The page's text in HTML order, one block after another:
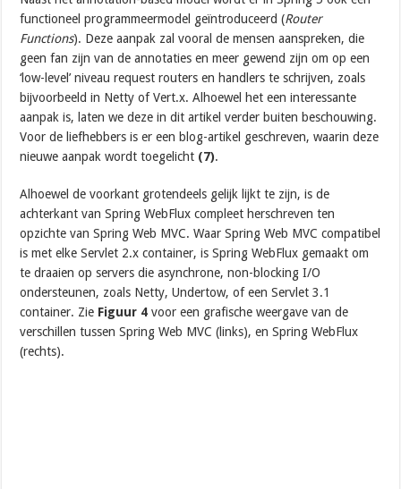
functioneel programmeermodel geïntroduceerd (Router
Functions). Deze aanpak zal vooral de mensen aanspreken, die
geen fan zijn van de annotaties en meer gewend zijn om op een
‘low-level’ niveau request routers en handlers te schrijven, zoals
bijvoorbeeld in Netty of Vert.x. Alhoewel het een interessante
aanpak is, laten we deze in dit artikel verder buiten beschouwing.
Voor de liefhebbers is er een blog-artikel geschreven, waarin deze
nieuwe aanpak wordt toegelicht (7).
Alhoewel de voorkant grotendeels gelijk lijkt te zijn, is de
achterkant van Spring WebFlux compleet herschreven ten
opzichte van Spring Web MVC. Waar Spring Web MVC compatibel
is met elke Servlet 2.x container, is Spring WebFlux gemaakt om
te draaien op servers die asynchrone, non-blocking I/O
ondersteunen, zoals Netty, Undertow, of een Servlet 3.1
container. Zie Figuur 4 voor een grafische weergave van de
verschillen tussen Spring Web MVC (links), en Spring WebFlux
(rechts).